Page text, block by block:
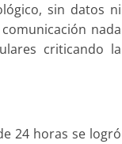
sin datos ni
nada
criticando la
24 horas se logró